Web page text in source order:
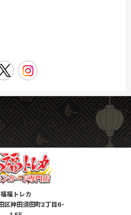
福福トレカ
区神田須田町2丁目6-